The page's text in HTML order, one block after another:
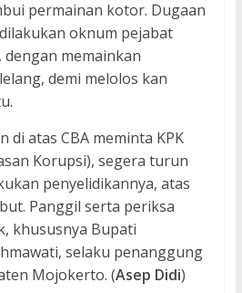
permainan kotor. Dugaan
oknum pejabat
memainkan
demi melolos kan
di atas CBA meminta KPK
Korupsi), segera turun
penyelidikannya, atas
Panggil serta periksa
khususnya Bupati
selaku penanggung
Mojokerto. (Asep Didi)